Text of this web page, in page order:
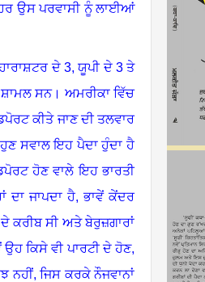
ਉਸ ਪਰਵਾਸੀ ਨੂੰ ਲਾਈਆਂ
ਦੇ 3,ਯੂਪੀ ਦੇ 3ਤੇ
ਸਨ। ਅਮਰੀਕਾ ਵਿੱਚ
ਕੀਤੇ ਜਾਣ ਦੀ ਤਲਵਾਰ
ਹੁਣ ਸਵਾਲ ਇਹ ਪੈਦਾ ਹੁੰਦਾ ਹੈ
ਹੋਣ ਵਾਲੇ ਇਹ ਭਾਰਤੀ
ਦਾ ਜਾਪਦਾ ਹੈ, ਭਾਵੇਂ ਕੇਂਦਰ
ਕਰੀਬ ਸੀ ਅਤੇ ਬੇਰੁਜ਼ਗਾਰਾਂ
ਕਿਸੇ ਵੀ ਪਾਰਟੀ ਦੇ ਹੋਣ,
ਨਹੀਂ, ਜਿਸ ਕਰਕੇ ਨੌਜਵਾਨਾਂ